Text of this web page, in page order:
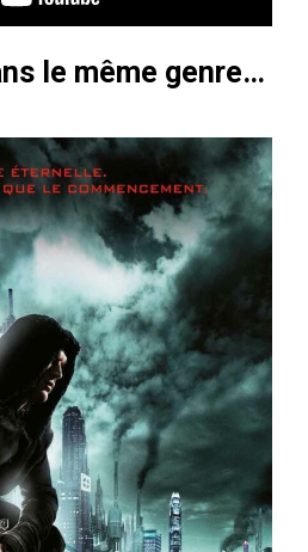
le même genre…